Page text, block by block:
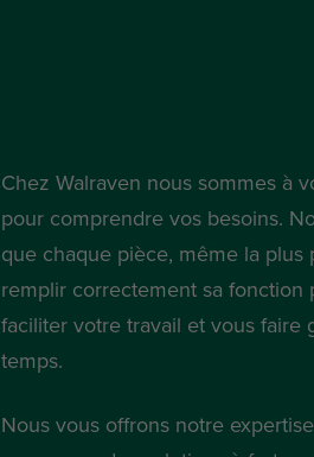
Chez Walraven nous sommes à
pour comprendre vos besoins.
que chaque pièce, même la plus
remplir correctement sa fonction
faciliter votre travail et vous faire
temps.
Nous vous offrons notre